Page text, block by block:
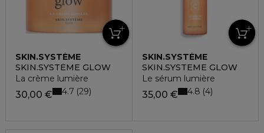
SKIN.SYSTÈME
SKIN.SYSTÈME GLOW
La crème lumière
30,00 € 4.7 29
SKIN.SYSTÈME
SKIN.SYSTEME GLOW
Le sérum lumière
35,00 € 4.8 4